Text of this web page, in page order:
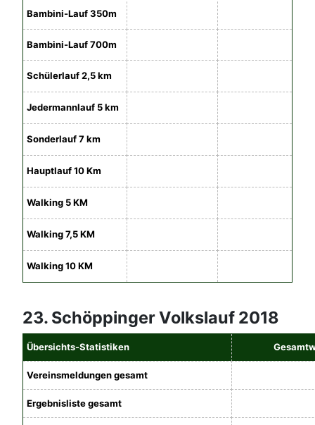
Bambini-Lauf 350m
Bambini-Lauf 700m
Schülerlauf 2,5 km
Jedermannlauf 5 km
Sonderlauf 7 km
Hauptlauf 10 Km
Walking 5 KM
Walking 7,5 KM
Walking 10 KM
23. Schöppinger Volkslauf 2018
Übersichts-Statistiken
Vereinsmeldungen gesamt
Ergebnisliste gesamt